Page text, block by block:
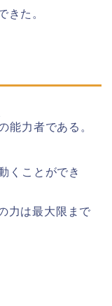
きた。
能力者である。
くことができ
力は最大限まで